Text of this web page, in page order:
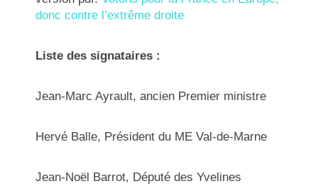
donc contre l’extrême droite
Liste des signataires :
Jean-Marc Ayrault, ancien Premier ministre
Hervé Balle, Président du ME Val-de-Marne
Jean-Noël Barrot, Député des Yvelines